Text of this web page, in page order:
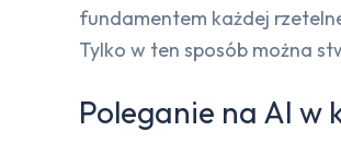
fundamentem każdej
Tylko w ten sposób można
Poleganie na AI w